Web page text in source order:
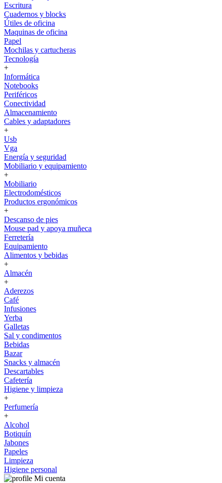
Escritura
Cuadernos y blocks
Útiles de oficina
Maquinas de oficina
Papel
Mochilas y cartucheras
Tecnología
+
Informática
Notebooks
Periféricos
Conectividad
Almacenamiento
Cables y adaptadores
+
Usb
Vga
Energía y seguridad
Mobiliario y equipamiento
+
Mobiliario
Electrodomésticos
Productos ergonómicos
+
Descanso de pies
Mouse pad y apoya muñeca
Ferretería
Equipamiento
Alimentos y bebidas
+
Almacén
+
Aderezos
Café
Infusiones
Yerba
Galletas
Sal y condimentos
Bebidas
Bazar
Snacks y almacén
Descartables
Cafetería
Higiene y limpieza
+
Perfumería
+
Alcohol
Botiquín
Jabones
Papeles
Limpieza
Higiene personal
Mi cuenta